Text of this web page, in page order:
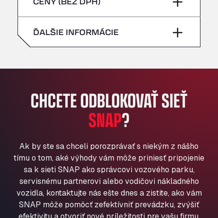
Klaverbladstaat 21, 3560
American Truck Wash
Andamur La Junquera
AP7 Salida 2, C/ Bassegoda, 4, 17700
Andamur Pamplona
Andamur San Roman II
Aut A1 Exit 385, 01207
Anglia Motel
Washway Road, PE12 8LT
Anpol Sp. z o.o.
Ul. Torunska 147, 85884
nedeľa –
nedeľa –
ĎALŠIE INFORMÁCIE
CHCETE ODBLOKOVAŤ SIEŤ
SNAP?
Ak by ste sa chceli porozprávať s niekým z nášho
tímu o tom, aké výhody vám môže priniesť pripojenie
sa k sieti SNAP ako správcovi vozového parku,
servisnému partnerovi alebo vodičovi nákladného
vozidla, kontaktujte nás ešte dnes a zistite, ako vám
SNAP môže pomôcť zefektívniť prevádzku, zvýšiť